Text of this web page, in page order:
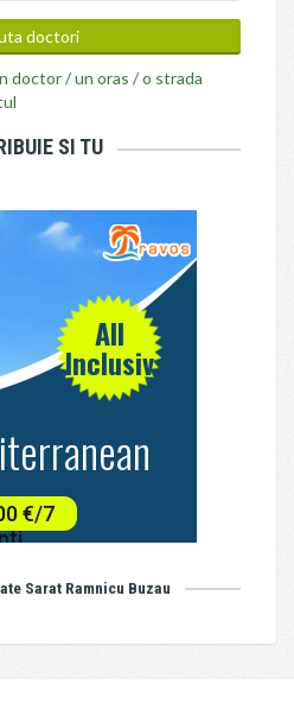
doctor / un oras / o strada
SI TU
Sarat Ramnicu Buzau